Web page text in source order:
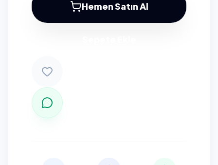
Hemen Satın Al